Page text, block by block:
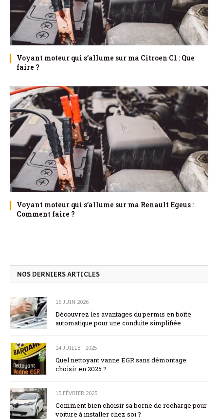
Voyant moteur qui s’allume sur ma Citroen C1 : Que
faire ?
Voyant moteur qui s’allume sur ma Renault Egeus :
Comment faire ?
NOS DERNIERS ARTICLES
15 JUIN 2026
Découvrez les avantages du permis en boîte
automatique pour une conduite simplifiée
14 JUILLET 2025
Quel nettoyant vanne EGR sans démontage
choisir en 2025 ?
15 FÉVRIER 2025
Comment bien choisir sa borne de recharge pour
voiture à installer chez soi ?